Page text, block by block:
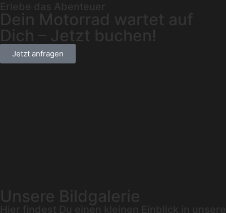
Erlebe das Abenteuer
Dein Motorrad wartet auf
Dich – Jetzt buchen!
Jetzt anfragen
Unsere Bildgalerie
Hier findest Du einen kleinen Einblick in unsere